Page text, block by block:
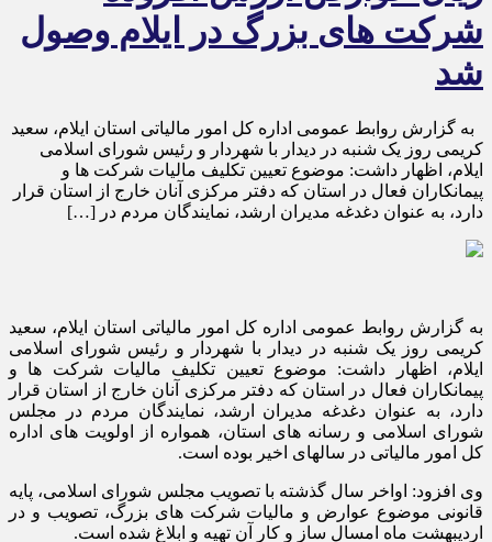
شرکت های بزرگ در ایلام وصول
شد
به گزارش روابط عمومی اداره کل امور مالیاتی استان ایلام، سعید
کریمی روز یک شنبه در دیدار با شهردار و رئیس شورای اسلامی
ایلام، اظهار داشت: موضوع تعیین تکلیف مالیات شرکت ها و
پیمانکاران فعال در استان که دفتر مرکزی آنان خارج از استان قرار
دارد، به عنوان دغدغه مدیران ارشد، نمایندگان مردم در […]
به گزارش روابط عمومی اداره کل امور مالیاتی استان ایلام، سعید
کریمی روز یک شنبه در دیدار با شهردار و رئیس شورای اسلامی
ایلام، اظهار داشت: موضوع تعیین تکلیف مالیات شرکت ها و
پیمانکاران فعال در استان که دفتر مرکزی آنان خارج از استان قرار
دارد، به عنوان دغدغه مدیران ارشد، نمایندگان مردم در مجلس
شورای اسلامی و رسانه های استان، همواره از اولویت های اداره
کل امور مالیاتی در سالهای اخیر بوده است.
وی افزود: اواخر سال گذشته با تصویب مجلس شورای اسلامی، پایه
قانونی موضوع عوارض و مالیات شرکت های بزرگ، تصویب و در
اردیبهشت ماه امسال ساز و کار آن تهیه و ابلاغ شده است.